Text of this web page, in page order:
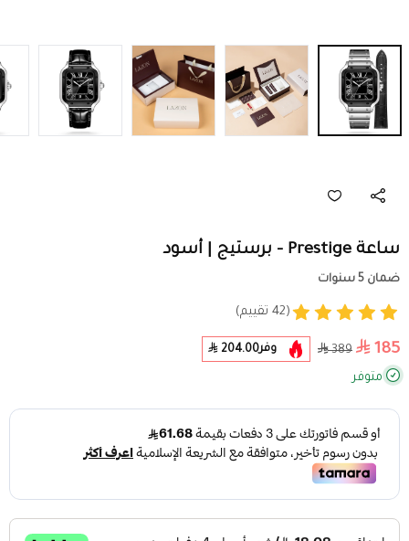
ساعة Prestige - برستيج | أسود
ضمان 5 سنوات
(42 تقييم)
185
389 وفر204.00
متوفر